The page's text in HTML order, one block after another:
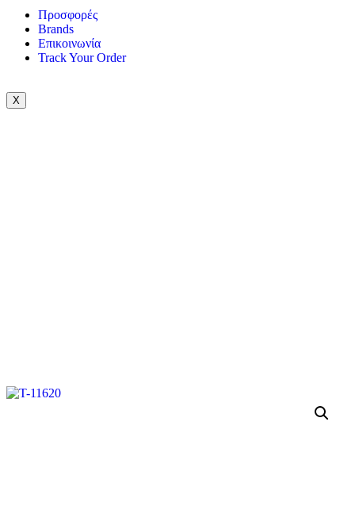
Προσφορές
Brands
Επικοινωνία
Track Your Order
X